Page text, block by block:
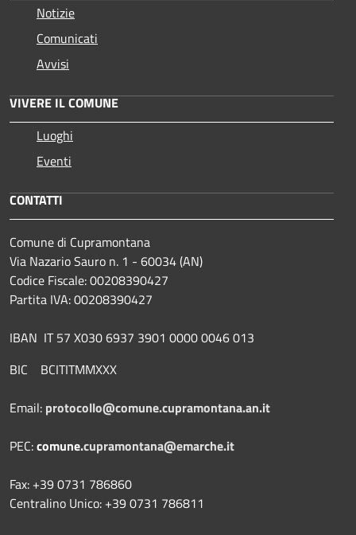
Notizie
Comunicati
Avvisi
VIVERE IL COMUNE
Luoghi
Eventi
CONTATTI
Comune di Cupramontana
Via Nazario Sauro n. 1 - 60034 (AN)
Codice Fiscale: 00208390427
Partita IVA: 00208390427
IBAN IT 57 X030 6937 3901 0000 0046 013
BIC BCITITMMXXX
Email: protocollo@comune.cupramontana.an.it
PEC:comune.cupramontana@emarche.it
Fax: +39 0731 786860
Centralino Unico: +39 0731 786811